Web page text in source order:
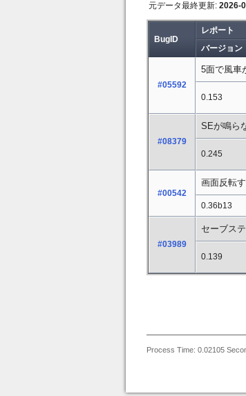
元データ最終更新: 2026-
BugID
レポート
バージョン
#05592
5面で風車
0.153
#08379
SEが鳴ら
0.245
#00542
画面反転
0.36b13
#03989
セーブス
0.139
Process Time: 0.02105